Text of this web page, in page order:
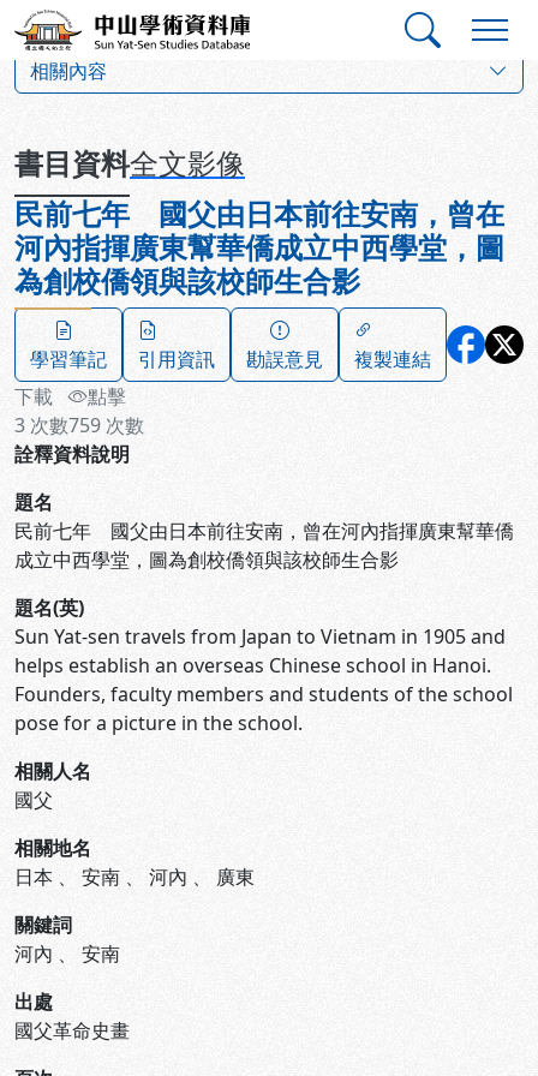
跳到主要內容
中山學術資料庫
相關內容
書目資料全文影像
民前七年 國父由日本前往安南，曾在
河內指揮廣東幫華僑成立中西學堂，圖
為創校僑領與該校師生合影
學習筆記 引用資訊 勘誤意見
複製連結
下載
3 次數
點擊
759 次數
詮釋資料說明
題名
民前七年 國父由日本前往安南，曾在河內指揮廣東幫華僑
成立中西學堂，圖為創校僑領與該校師生合影
題名(英)
Sun Yat-sen travels from Japan to Vietnam in 1905 and
helps establish an overseas Chinese school in Hanoi.
Founders, faculty members and students of the school
pose for a picture in the school.
相關人名
國父
相關地名
日本 、 安南 、 河內 、 廣東
關鍵詞
河內 、 安南
出處
國父革命史畫